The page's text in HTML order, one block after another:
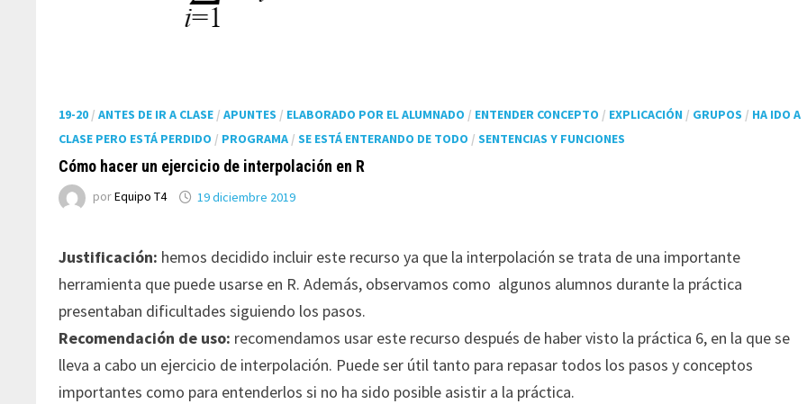
19-20 /ANTES DE IR A CLASE /APUNTES / ELABORADO POR EL ALUMNADO / ENTENDER CONCEPTO / EXPLICACIÓN / GRUPOS / HA IDO A
CLASE PERO ESTÁ PERDIDO / PROGRAMA /SE ESTÁ ENTERANDO DE TODO /SENTENCIAS Y FUNCIONES
Cómo hacer un ejercicio de interpolación en R
porEquipo T4 19 diciembre 2019
Justificación: hemos decidido incluir este recurso ya que la interpolación se trata de una importante
herramienta que puede usarse en R. Además, observamos como algunos alumnos durante la práctica
presentaban dificultades siguiendo los pasos.
Recomendación de uso: recomendamos usar este recurso después de haber visto la práctica 6, en la que se
lleva a cabo un ejercicio de interpolación. Puede ser útil tanto para repasar todos los pasos y conceptos
importantes como para entenderlos si no ha sido posible asistir a la práctica.